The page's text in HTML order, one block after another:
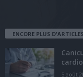
ENCORE PLUS D'ARTICLES
5 août